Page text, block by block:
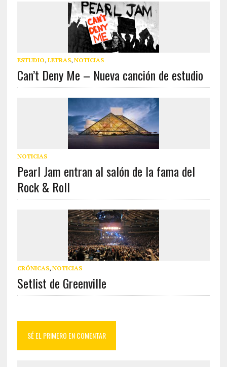
ESTUDIO, LETRAS, NOTICIAS
Can’t Deny Me – Nueva canción de estudio
NOTICIAS
Pearl Jam entran al salón de la fama del
Rock & Roll
CRÓNICAS, NOTICIAS
Setlist de Greenville
SÉ EL PRIMERO EN COMENTAR